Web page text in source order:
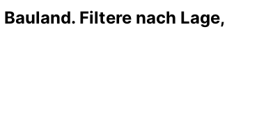
Bauland. Filtere nach Lage,